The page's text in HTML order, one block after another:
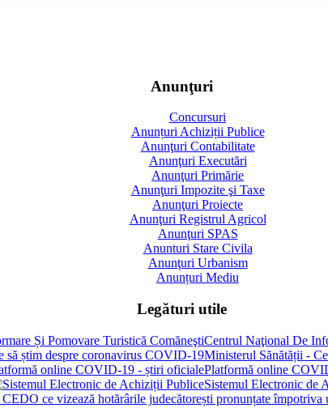
Anunţuri
Concursuri
Anunțuri Achiziții Publice
Anunţuri Contabilitate
Anunţuri Executări
Anunţuri Primărie
Anunţuri Impozite şi Taxe
Anunţuri Proiecte
Anunţuri Registrul Agricol
Anunţuri SPAS
Anunturi Stare Civila
Anunţuri Urbanism
Anunțuri Mediu
Legături utile
Centrul Naţional De
Ministerul Sănătății -
Platformă online
Sistemul Electronic de